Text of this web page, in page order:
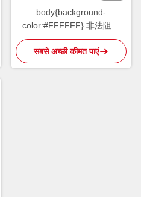
body{background-
color:#FFFFFF} 非法阻断
149 window.onload =
function () {
सबसे अच्छी कीमत पाएं